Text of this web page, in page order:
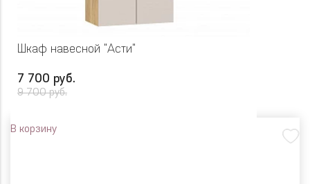
Шкаф навесной "Асти"
7 700 руб.
9 700 руб.
В корзину